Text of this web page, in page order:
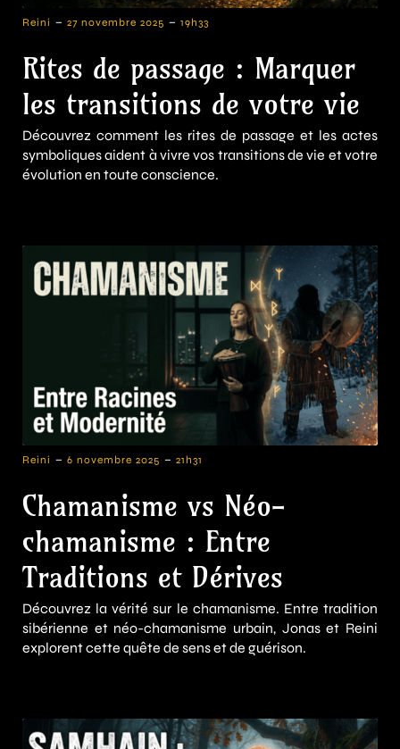
Reini - 27 novembre 2025 - 19h33
Rites de passage : Marquer
les transitions de votre vie
Découvrez comment les rites de passage et les actes
symboliques aident à vivre vos transitions de vie et votre
évolution en toute conscience.
Reini - 6 novembre 2025 - 21h31
Chamanisme vs Néo-
chamanisme : Entre
Traditions et Dérives
Découvrez la vérité sur le chamanisme. Entre tradition
sibérienne et néo-chamanisme urbain, Jonas et Reini
explorent cette quête de sens et de guérison.